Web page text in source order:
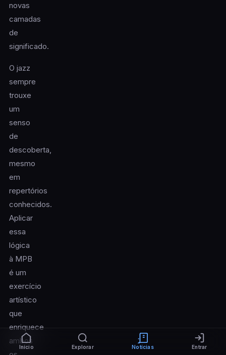
novas
camadas
de
significado.
O jazz
sempre
trouxe
um
senso
de
descoberta,
mesmo
em
repertórios
conhecidos.
Aplicar
essa
lógica
à MPB
é um
exercício
artístico
que
enriquece
ambos
Início Explorar Notícias Entrar